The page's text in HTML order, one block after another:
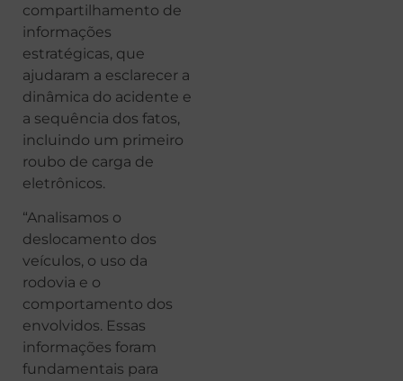
compartilhamento de
informações
estratégicas, que
ajudaram a esclarecer a
dinâmica do acidente e
a sequência dos fatos,
incluindo um primeiro
roubo de carga de
eletrônicos.
“Analisamos o
deslocamento dos
veículos, o uso da
rodovia e o
comportamento dos
envolvidos. Essas
informações foram
fundamentais para